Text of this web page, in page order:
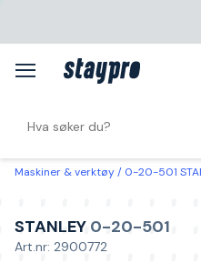
Maskiner & verktøy 0-20-501
STANLEY 0-20-501
Art.nr: 2900772